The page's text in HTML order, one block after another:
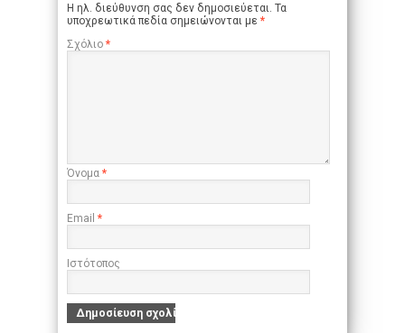
Η ηλ. διεύθυνση σας δεν δημοσιεύεται. Τα
υποχρεωτικά πεδία σημειώνονται με *
Σχόλιο *
Όνομα *
Email *
Ιστότοπος